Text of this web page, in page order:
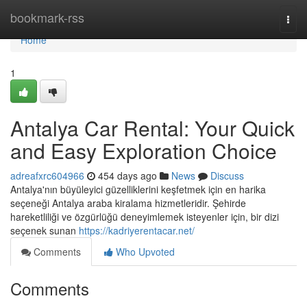
bookmark-rss
Home
Home
1
Antalya Car Rental: Your Quick
and Easy Exploration Choice
adreafxrc604966 454 days ago News
Discuss
Antalya'nın büyüleyici güzelliklerini keşfetmek için en harika
seçeneği Antalya araba kiralama hizmetleridir. Şehirde
hareketliliği ve özgürlüğü deneyimlemek isteyenler için, bir dizi
seçenek sunan https://kadriyerentacar.net/
Comments
Who Upvoted
Comments